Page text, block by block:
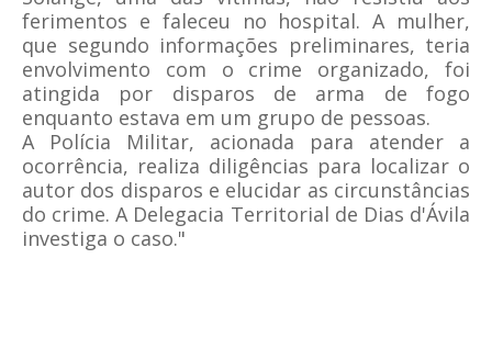
ferimentos e faleceu no hospital. A mulher,
que segundo informações preliminares, teria
envolvimento com o crime organizado, foi
atingida por disparos de arma de fogo
enquanto estava em um grupo de pessoas.
A Polícia Militar, acionada para atender a
ocorrência, realiza diligências para localizar o
autor dos disparos e elucidar as circunstâncias
do crime. A Delegacia Territorial de Dias d'Ávila
investiga o caso."